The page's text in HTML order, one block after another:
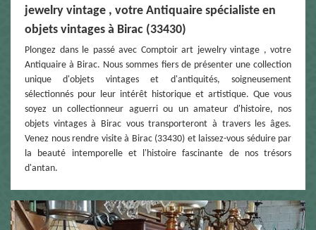
jewelry vintage , votre Antiquaire spécialiste en
objets vintages à Birac (33430)
Plongez dans le passé avec Comptoir art jewelry vintage , votre
Antiquaire à Birac. Nous sommes fiers de présenter une collection
unique d'objets vintages et d'antiquités, soigneusement
sélectionnés pour leur intérêt historique et artistique. Que vous
soyez un collectionneur aguerri ou un amateur d'histoire, nos
objets vintages à Birac vous transporteront à travers les âges.
Venez nous rendre visite à Birac (33430) et laissez-vous séduire par
la beauté intemporelle et l'histoire fascinante de nos trésors
d'antan.